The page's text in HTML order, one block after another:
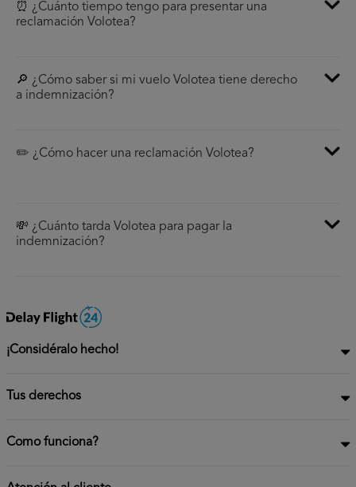
⏰ ¿Cuánto tiempo tengo para presentar una
reclamación Volotea?
🔎 ¿Cómo saber si mi vuelo Volotea tiene derecho
a indemnización?
✏️ ¿Cómo hacer una reclamación Volotea?
💸 ¿Cuánto tarda Volotea para pagar la
indemnización?
¡Considéralo hecho!
Tus derechos
Como funciona?